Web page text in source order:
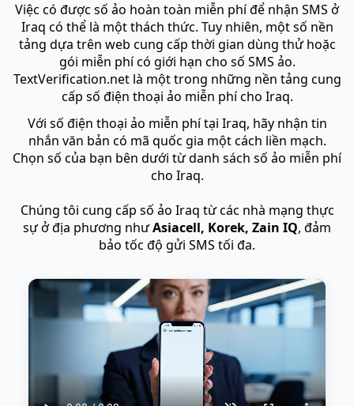
Việc có được số ảo hoàn toàn miễn phí để nhận SMS ở
Iraq có thể là một thách thức. Tuy nhiên, một số nền
tảng dựa trên web cung cấp thời gian dùng thử hoặc
gói miễn phí có giới hạn cho số SMS ảo.
TextVerification.net là một trong những nền tảng cung
cấp số điện thoại ảo miễn phí cho Iraq.
Với số điện thoại ảo miễn phí tại Iraq, hãy nhận tin
nhắn văn bản có mã quốc gia một cách liền mạch.
Chọn số của bạn bên dưới từ danh sách số ảo miễn phí
cho Iraq.
Chúng tôi cung cấp số ảo Iraq từ các nhà mạng thực
sự ở địa phương nhưAsiacell, Korek, Zain IQ, đảm
bảo tốc độ gửi SMS tối đa.